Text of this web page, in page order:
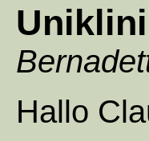
Hallo